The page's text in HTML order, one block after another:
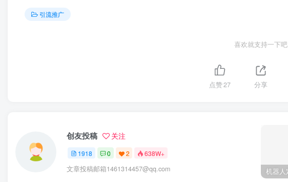
引流推广
喜欢就支持一下吧
点赞27 分享
创友投稿 关注
1918 0 2 638W+
文章投稿邮箱1461314457@qq.com